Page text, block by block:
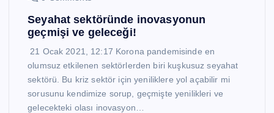
Seyahat sektöründe inovasyonun
geçmişi ve geleceği!
21 Ocak 2021, 12:17 Korona pandemisinde en
olumsuz etkilenen sektörlerden biri kuşkusuz seyahat
sektörü. Bu kriz sektör için yeniliklere yol açabilir mi
sorusunu kendimize sorup, geçmişte yenilikleri ve
gelecekteki olası inovasyon…